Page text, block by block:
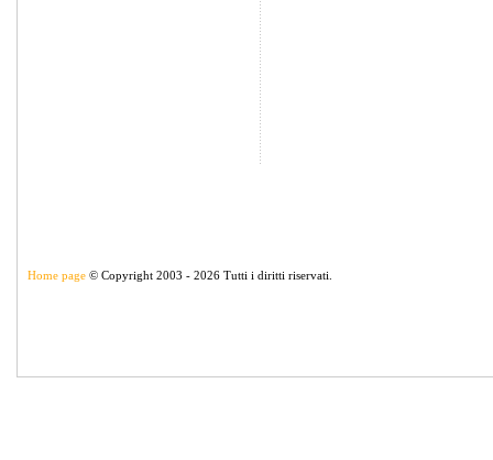
Home page © Copyright 2003 - 2026 Tutti i diritti riservati.